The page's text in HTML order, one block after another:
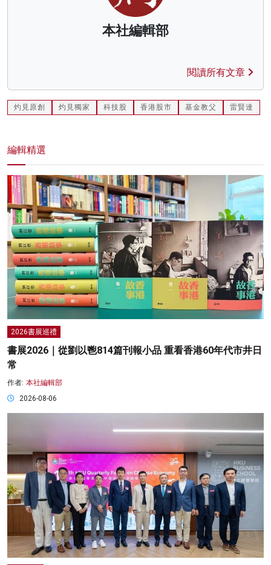
本社編輯部
閱讀所有文章
灼見原創 灼見獨家 科技股 香港股市 基金教父 雷賢達
編輯精選
2026書展巡禮
書展2026｜從劉以鬯814篇刊報小品 重看香港60年代市井日
常
作者: 本社編輯部
2026-08-06